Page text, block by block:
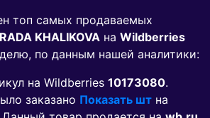
топ самых продаваемых
KHALIKOVA на Wildberries
по данным нашей аналитики:
на Wildberries 10173080.
заказано Показать шт на